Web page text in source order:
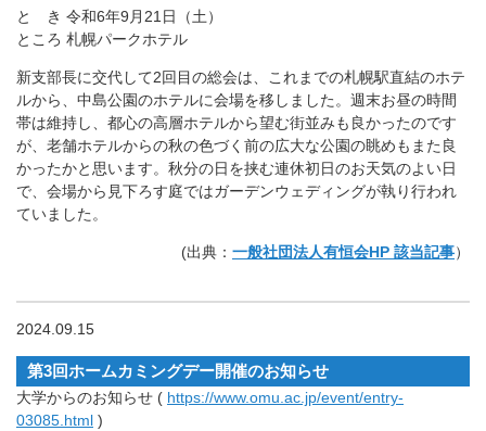
と き 令和6年9月21日（土）
ところ 札幌パークホテル
新支部長に交代して2回目の総会は、これまでの札幌駅直結のホテ
ルから、中島公園のホテルに会場を移しました。週末お昼の時間
帯は維持し、都心の高層ホテルから望む街並みも良かったのです
が、老舗ホテルからの秋の色づく前の広大な公園の眺めもまた良
かったかと思います。秋分の日を挟む連休初日のお天気のよい日
で、会場から見下ろす庭ではガーデンウェディングが執り行われ
ていました。
(出典： 一般社団法人有恒会HP 該当記事）
2024.09.15
第3回ホームカミングデー開催のお知らせ
大学からのお知らせ ( https://www.omu.ac.jp/event/entry-
03085.html )